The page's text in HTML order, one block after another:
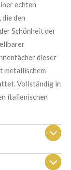
echten
den
Schönheit der
dieser
metallischem
Vollständig in
italienischen